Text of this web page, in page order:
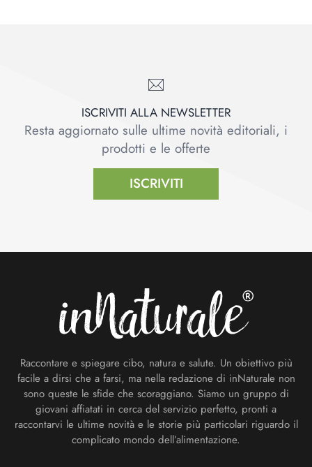
ISCRIVITI ALLA NEWSLETTER
Resta aggiornato sulle ultime novità editoriali, i
prodotti e le offerte
ISCRIVITI
Raccontare e spiegare cibo, natura e salute. Un obiettivo più
facile a dirsi che a farsi, ma nella redazione di inNaturale non
sono queste le sfide che scoraggiano. Siamo un gruppo di
giovani affiatati in cerca del servizio perfetto, pronti a
raccontarvi le ultime novità e le storie più particolari riguardo il
complicato mondo dell’alimentazione.